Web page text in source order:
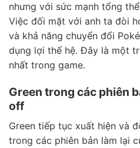
nhưng với sức mạnh tổng
Việc đối mặt với anh ta đòi
và khả năng chuyển đổi
dụng lợi thế hệ. Đây là một
nhất trong game.
Green trong các phiên
off
Green tiếp tục xuất hiện và
trong các phiên bản làm lại